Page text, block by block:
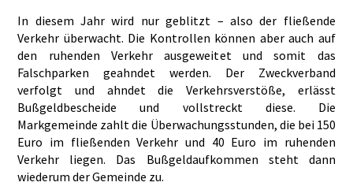
In diesem Jahr wird nur geblitzt – also der fließende
Verkehr überwacht. Die Kontrollen können aber auch auf
den ruhenden Verkehr ausgeweitet und somit das
Falschparken geahndet werden. Der Zweckverband
verfolgt und ahndet die Verkehrsverstöße, erlässt
Bußgeldbescheide und vollstreckt diese. Die
Markgemeinde zahlt die Überwachungsstunden, die bei 150
Euro im fließenden Verkehr und 40 Euro im ruhenden
Verkehr liegen. Das Bußgeldaufkommen steht dann
wiederum der Gemeinde zu.